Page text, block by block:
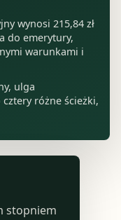
wynosi 215,84 zł
do emerytury,
warunkami i
ulga
różne ścieżki,
stopniem